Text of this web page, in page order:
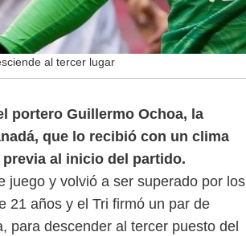
al tercer lugar
portero Guillermo Ochoa, la
que lo recibió con un clima
al inicio del partido.
juego y volvió a ser superado por los
21 años y el Tri firmó un par de
para descender al tercer puesto del